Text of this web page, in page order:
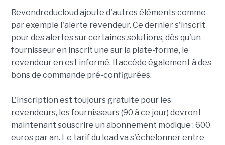
Revendreducloud ajoute d'autres éléments comme
par exemple l'alerte revendeur. Ce dernier s'inscrit
pour des alertes sur certaines solutions, dès qu'un
fournisseur en inscrit une sur la plate-forme, le
revendeur en est informé. Il accède également à des
bons de commande pré-configurées.
L'inscription est toujours gratuite pour les
revendeurs, les fournisseurs (90 à ce jour) devront
maintenant souscrire un abonnement modique : 600
euros par an. Le tarif du lead va s'échelonner entre